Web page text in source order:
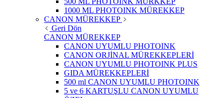
1000 ML PHOTOINK MÜREKKEP
CANON MÜREKKEP
Geri Dön
CANON MÜREKKEP
CANON UYUMLU PHOTOINK
CANON ORJİNAL MÜREKKEPLERİ
CANON UYUMLU PHOTOINK PLUS
GIDA MÜREKKEPLERİ
500 ml CANON UYUMLU PHOTOINK
5 ve 6 KARTUŞLU CANON UYUMLU